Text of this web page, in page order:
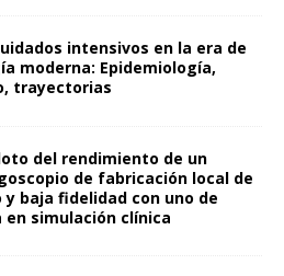
intensivos en la era de
moderna: Epidemiología,
trayectorias
del rendimiento de un
de fabricación local de
y baja fidelidad con uno de
simulación clínica